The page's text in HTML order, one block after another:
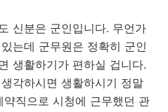
신분은 군인입니다. 무언가
는데 군무원은 정확히 군인
생활하기가 편하실 겁니다.
각하시면 생활하시기 정말
직으로 시청에 근무했던 관